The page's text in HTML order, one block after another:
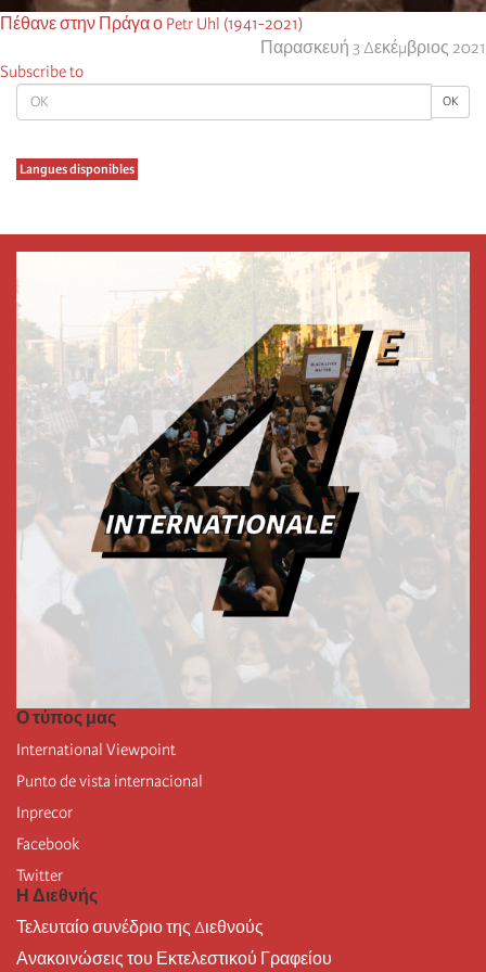
OK OK
Langues disponibles
Πέθανε στην Πράγα ο Petr Uhl (1941-2021)
Παρασκευή 3 Δεκέμβριος 2021
Subscribe to
Ο τύπος μας
International Viewpoint
Punto de vista internacional
Inprecor
Facebook
Twitter
Η Διεθνής
Τελευταίο συνέδριο της Διεθνούς
Ανακοινώσεις του Εκτελεστικού Γραφείου